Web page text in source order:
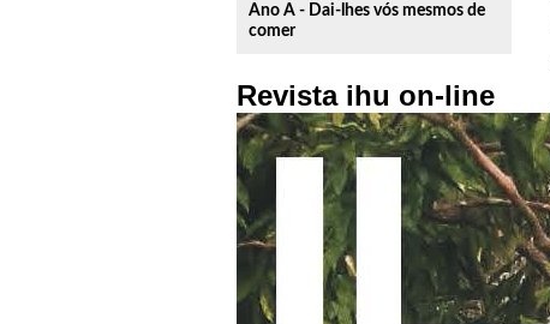
Ano A - Dai-lhes vós mesmos de
comer
Revista ihu on-line